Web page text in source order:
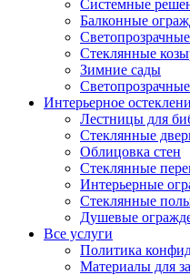
Системные
Балконные
Стеклянные
Зимние сады
Интерьерное
Лестницы для
Стеклянные
Облицовка стен
Стеклянные
Интерьерные
Стеклянные
Душевые
Все услуги
Политика
Материалы для